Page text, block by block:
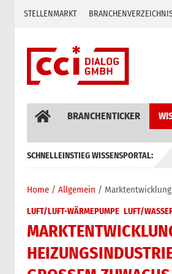
to
STELLENMARKT
BRANCHENTICKER
SCHNELLEINSTIEG WISSENSPORTAL:
Home Allgemein
LUFT/LUFT-WÄRMEPUMPE LUFT/